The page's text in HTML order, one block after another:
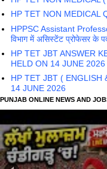
HP TET NON MEDICAL
HPPSC Assistant
विभाग में असिस्टेंट प्रोफेसर के
HP TET JBT ANSWER
HELD ON 14 JUNE 2026
HP TET JBT ( ENGLISH
14 JUNE 2026
PUNJAB ONLINE NEWS AND